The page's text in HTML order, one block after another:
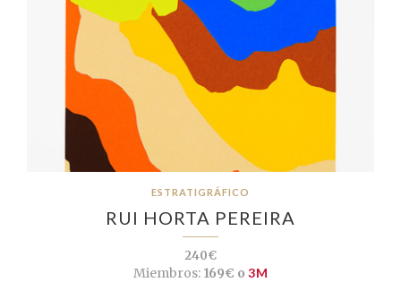
ESTRATIGRÁFICO
RUI HORTA PEREIRA
240€
Miembros:169€ o 3M